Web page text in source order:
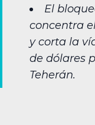
El
concentra
y corta la
de dólares
Teherán.